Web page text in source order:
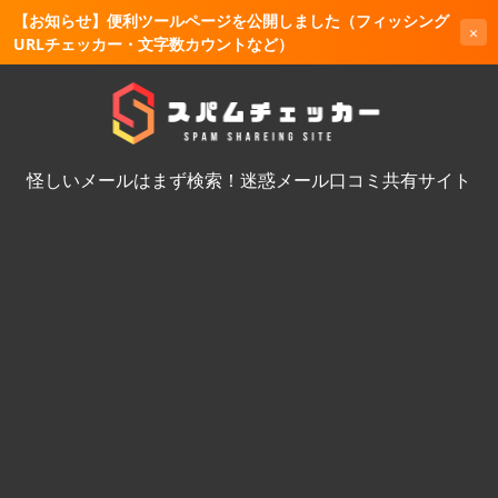
【お知らせ】便利ツールページを公開しました（フィッシング
URLチェッカー・文字数カウントなど）
×
怪しいメールはまず検索！迷惑メール口コミ共有サイト